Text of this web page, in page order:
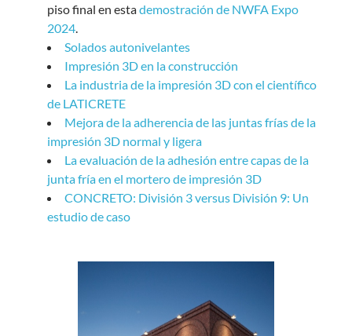
piso final en estademostración de NWFA Expo
2024.
Solados autonivelantes
Impresión 3D en la construcción
La industria de la impresión 3D con el científico
de LATICRETE
Mejora de la adherencia de las juntas frías de la
impresión 3D normal y ligera
La evaluación de la adhesión entre capas de la
junta fría en el mortero de impresión 3D
CONCRETO: División 3 versus División 9: Un
estudio de caso